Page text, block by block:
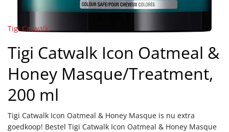
Tigi Catwalk
Tigi Catwalk Icon Oatmeal &
Honey Masque/Treatment,
200 ml
Tigi Catwalk Icon Oatmeal & Honey Masque is nu extra
goedkoop! Bestel Tigi Catwalk Icon Oatmeal & Honey Masque